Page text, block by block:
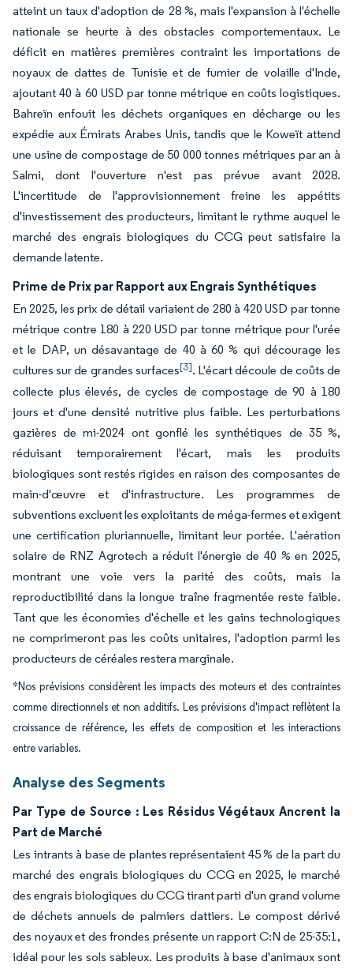
atteint un taux d'adoption de 28 %, mais l'expansion à l'échelle
nationale se heurte à des obstacles comportementaux. Le
déficit en matières premières contraint les importations de
noyaux de dattes de Tunisie et de fumier de volaille d'Inde,
ajoutant 40 à 60 USD par tonne métrique en coûts logistiques.
Bahreïn enfouit les déchets organiques en décharge ou les
expédie aux Émirats Arabes Unis, tandis que le Koweït attend
une usine de compostage de 50 000 tonnes métriques par an à
Salmi, dont l'ouverture n'est pas prévue avant 2028.
L'incertitude de l'approvisionnement freine les appétits
d'investissement des producteurs, limitant le rythme auquel le
marché des engrais biologiques du CCG peut satisfaire la
demande latente.
Prime de Prix par Rapport aux Engrais Synthétiques
En 2025, les prix de détail variaient de 280 à 420 USD par tonne
métrique contre 180 à 220 USD par tonne métrique pour l'urée
et le DAP, un désavantage de 40 à 60 % qui décourage les
cultures sur de grandes surfaces[3]. L'écart découle de coûts de
collecte plus élevés, de cycles de compostage de 90 à 180
jours et d'une densité nutritive plus faible. Les perturbations
gazières de mi-2024 ont gonflé les synthétiques de 35 %,
réduisant temporairement l'écart, mais les produits
biologiques sont restés rigides en raison des composantes de
main-d'œuvre et d'infrastructure. Les programmes de
subventions excluent les exploitants de méga-fermes et exigent
une certification pluriannuelle, limitant leur portée. L'aération
solaire de RNZ Agrotech a réduit l'énergie de 40 % en 2025,
montrant une voie vers la parité des coûts, mais la
reproductibilité dans la longue traîne fragmentée reste faible.
Tant que les économies d'échelle et les gains technologiques
ne comprimeront pas les coûts unitaires, l'adoption parmi les
producteurs de céréales restera marginale.
*Nos prévisions considèrent les impacts des moteurs et des contraintes
comme directionnels et non additifs. Les prévisions d'impact reflètent la
croissance de référence, les effets de composition et les interactions
entre variables.
Analyse des Segments
Par Type de Source : Les Résidus Végétaux Ancrent la
Part de Marché
Les intrants à base de plantes représentaient 45 % de la part du
marché des engrais biologiques du CCG en 2025, le marché
des engrais biologiques du CCG tirant parti d'un grand volume
de déchets annuels de palmiers dattiers. Le compost dérivé
des noyaux et des frondes présente un rapport C:N de 25-35:1,
idéal pour les sols sableux. Les produits à base d'animaux sont